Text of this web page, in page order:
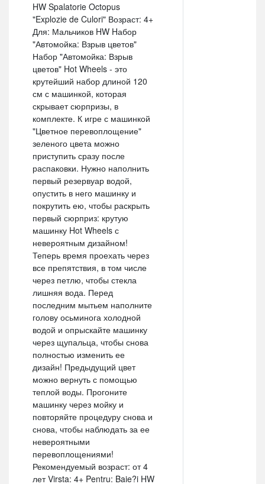
HW Spalatorie Octopus
"Explozie de Culori" Возраст: 4+
Для: Мальчиков HW Hабор
"Автомойка: Взрыв цветов"
Набор "Автомойка: Взрыв
цветов" Hot Wheels - это
крутейший набор длиной 120
см с машинкой, которая
скрывает сюрпризы, в
комплекте. К игре с машинкой
"Цветное перевоплощение"
зеленого цвета можно
приступить сразу после
распаковки. Нужно наполнить
первый резервуар водой,
опустить в него машинку и
покрутить ею, чтобы раскрыть
первый сюрприз: крутую
машинку Hot Wheels с
невероятным дизайном!
Теперь время проехать через
все препятствия, в том числе
через петлю, чтобы стекла
лишняя вода. Перед
последним мытьем наполните
голову осьминога холодной
водой и опрыскайте машинку
через щупальца, чтобы снова
полностью изменить ее
дизайн! Предыдущий цвет
можно вернуть с помощью
теплой воды. Прогоните
машинку через мойку и
повторяйте процедуру снова и
снова, чтобы наблюдать за ее
невероятными
перевоплощениями!
Рекомендуемый возраст: от 4
лет Virsta: 4+ Pentru: Baie?i HW